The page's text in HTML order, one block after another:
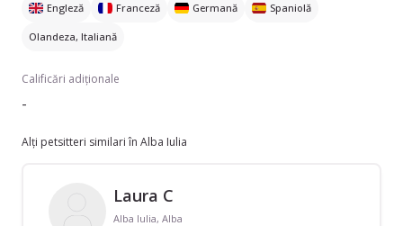
Engleză Franceză Germană Spaniolă
Olandeza, Italiană
Calificări adiționale
-
Alți petsitteri similari în Alba Iulia
Laura C
Alba Iulia, Alba